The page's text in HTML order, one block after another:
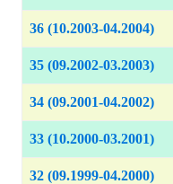
36 (10.2003-04.2004)
35 (09.2002-03.2003)
34 (09.2001-04.2002)
33 (10.2000-03.2001)
32 (09.1999-04.2000)